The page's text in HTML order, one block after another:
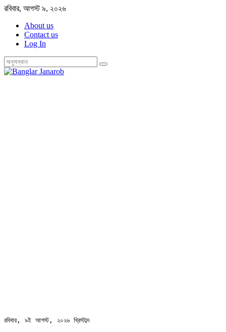
Skip
content
রবিবার, আগস্ট ৯, ২০২৬
About us
Contact us
Log In
রবিবার, ৯ই আগস্ট, ২০২৬ খ্রিস্টাব্দ